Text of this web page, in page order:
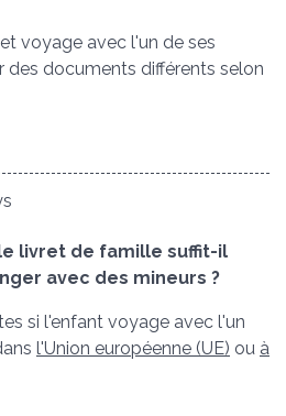
voyage avec l'un de ses
des documents différents selon
livret de famille suffit-il
avec des mineurs ?
si l'enfant voyage avec l'un
l'Union européenne (UE) ou à